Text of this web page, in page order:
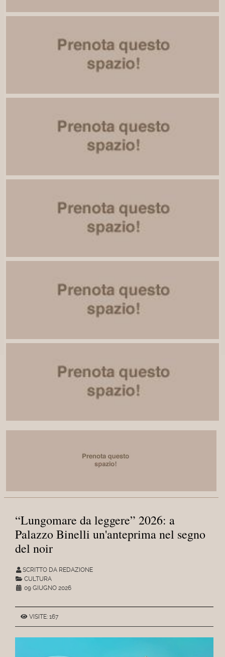
“Lungomare da leggere” 2026: a
Palazzo Binelli un'anteprima nel segno
del noir
SCRITTO DA REDAZIONE
CULTURA
09 GIUGNO 2026
VISITE: 167